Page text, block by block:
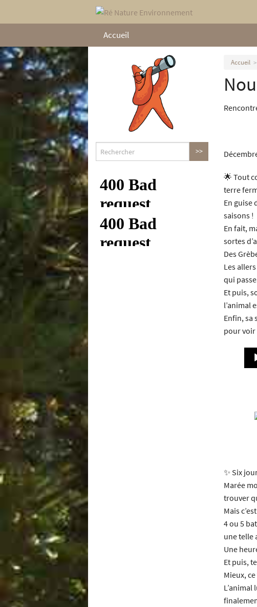
Accueil
Accueil
🌟 Tout
terre
En guise
saisons !
En fait,
sortes
Des
Les
qui
Et puis,
l’animal
Enfin, sa
pour voir
✨ Six
Marée
trouver
Mais
4 ou 5
une telle
Une
Et puis,
Mieux,